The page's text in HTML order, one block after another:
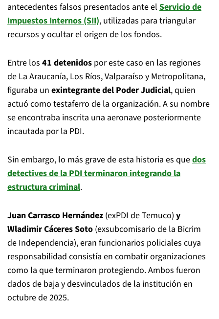
antecedentes falsos presentados ante el Servicio de
Impuestos Internos (SII), utilizadas para triangular
recursos y ocultar el origen de los fondos.
Entre los 41 detenidos por este caso en las regiones
de La Araucanía, Los Ríos, Valparaíso y Metropolitana,
figuraba un exintegrante del Poder Judicial, quien
actuó como testaferro de la organización. A su nombre
se encontraba inscrita una aeronave posteriormente
incautada por la PDI.
Sin embargo, lo más grave de esta historia es quedos
detectives de la PDI terminaron integrando la
estructura criminal.
Juan Carrasco Hernández (exPDI de Temuco) y
Wladimir Cáceres Soto (exsubcomisario de la Bicrim
de Independencia), eran funcionarios policiales cuya
responsabilidad consistía en combatir organizaciones
como la que terminaron protegiendo. Ambos fueron
dados de baja y desvinculados de la institución en
octubre de 2025.